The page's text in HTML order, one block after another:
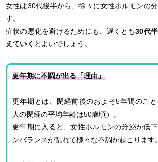
女性は30代後半から、徐々に女性ホルモンの
す。
症状の悪化を避けるためにも、遅くとも30代
えていく とよいでしょう。
更年期に不調が出る「理由」
更年期とは、閉経前後のおよそ5年間のこ
人の閉経の平均年齢は50歳頃）。
更年期に入ると、女性ホルモンの分泌が低
ンバランスが乱れて様々な不調が起こります